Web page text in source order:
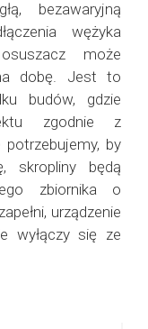
bezawaryjną
wężyka
może
dobę. Jest to
budów, gdzie
zgodnie z
by
skropliny będą
zbiornika o
urządzenie
wyłączy się ze